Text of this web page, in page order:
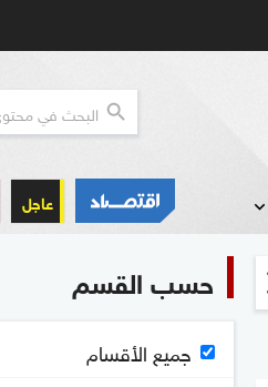
عاجل
حسب القسم
جميع الأقسام